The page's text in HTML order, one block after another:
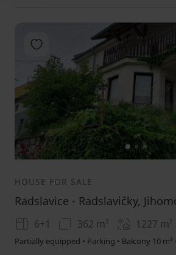
12 3
Add to favorites
HOUSE FOR SALE
Radslavice - Radslavičky,
6+1 362 m² 1227 m²
Partially equipped • Parking • Balcony 10 m²